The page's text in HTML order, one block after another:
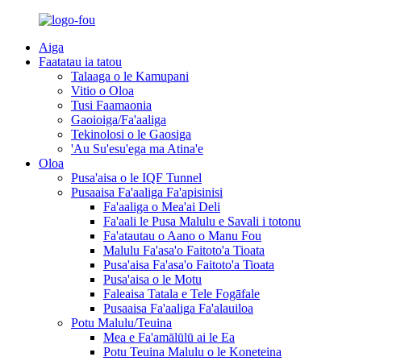
Aiga
Faatatau ia tatou
Talaaga o le Kamupani
Vitio o Oloa
Tusi Faamaonia
Gaoioiga/Fa'aaliga
Tekinolosi o le Gaosiga
'Au Su'esu'ega ma Atina'e
Oloa
Pusa'aisa o le IQF Tunnel
Pusaaisa Fa'aaliga Fa'apisinisi
Fa'aaliga o Mea'ai Deli
Fa'aali le Pusa Malulu e Savali i totonu
Fa'atautau o Aano o Manu Fou
Malulu Fa'asa'o Faitoto'a Tioata
Pusa'aisa Fa'asa'o Faitoto'a Tioata
Pusa'aisa o le Motu
Faleaisa Tatala e Tele Fogāfale
Pusaaisa Fa'aaliga Fa'alauiloa
Potu Malulu/Teuina
Mea e Fa'amālūlū ai le Ea
Potu Teuina Malulu o le Koneteina